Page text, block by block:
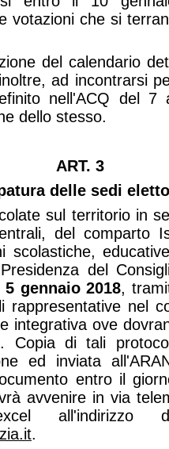
votazioni che si
del calendario
ad incontrarsi
nell'ACQ del
dello stesso.
ART. 3
delle sedi
sul territorio in
del comparto
scolastiche,
del
5 gennaio 2018,
rappresentative nel
integrativa ove
Copia di tali
ed inviata
entro il
avvenire in via
all'indirizzo
.